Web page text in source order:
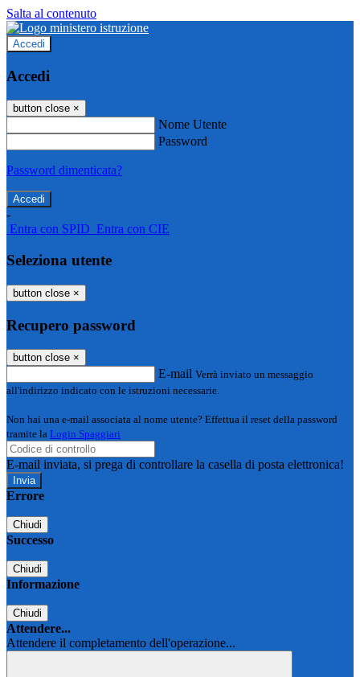
Salta al contenuto
Accedi
Accedi
button close ×
Nome Utente
Password
Password dimenticata?
-
Entra con SPID Entra con CIE
Seleziona utente
button close ×
Recupero password
button close ×
E-mail Verrà inviato un messaggio
all'indirizzo indicato con le istruzioni necessarie.
Non hai una e-mail associata al nome utente? Effettua il reset della password
tramite la Login Spaggiari
E-mail inviata, si prega di controllare la casella di posta elettronica!
Errore
Chiudi
Successo
Chiudi
Informazione
Chiudi
Attendere...
Attendere il completamento dell'operazione...